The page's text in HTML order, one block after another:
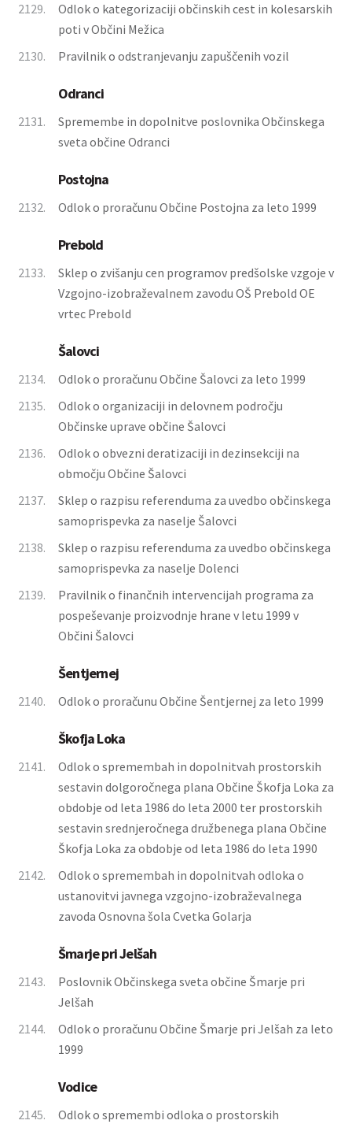
2129.
Odlok o kategorizaciji občinskih cest in kolesarskih
poti v Občini Mežica
2130.
Pravilnik o odstranjevanju zapuščenih vozil
Odranci
2131.
Spremembe in dopolnitve poslovnika Občinskega
sveta občine Odranci
Postojna
2132. Odlok o proračunu Občine Postojna za leto 1999
Prebold
2133.
Sklep o zvišanju cen programov predšolske vzgoje v
Vzgojno-izobraževalnem zavodu OŠ Prebold OE
vrtec Prebold
Šalovci
2134.
Odlok o proračunu Občine Šalovci za leto 1999
2135.
Odlok o organizaciji in delovnem področju
Občinske uprave občine Šalovci
2136.
Odlok o obvezni deratizaciji in dezinsekciji na
območju Občine Šalovci
2137.
Sklep o razpisu referenduma za uvedbo občinskega
samoprispevka za naselje Šalovci
2138.
Sklep o razpisu referenduma za uvedbo občinskega
samoprispevka za naselje Dolenci
2139.
Pravilnik o finančnih intervencijah programa za
pospeševanje proizvodnje hrane v letu 1999 v
Občini Šalovci
Šentjernej
2140. Odlok o proračunu Občine Šentjernej za leto 1999
Škofja Loka
2141.
Odlok o spremembah in dopolnitvah prostorskih
sestavin dolgoročnega plana Občine Škofja Loka za
obdobje od leta 1986 do leta 2000 ter prostorskih
sestavin srednjeročnega družbenega plana Občine
Škofja Loka za obdobje od leta 1986 do leta 1990
2142.
Odlok o spremembah in dopolnitvah odloka o
ustanovitvi javnega vzgojno-izobraževalnega
zavoda Osnovna šola Cvetka Golarja
Šmarje pri Jelšah
2143.
Poslovnik Občinskega sveta občine Šmarje pri
Jelšah
2144.
Odlok o proračunu Občine Šmarje pri Jelšah za leto
1999
Vodice
2145.
Odlok o spremembi odloka o prostorskih